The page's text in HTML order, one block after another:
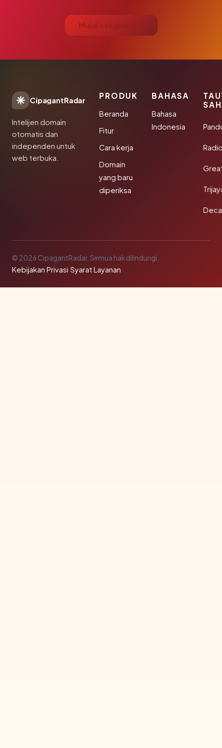
Mulai cek gratis →
CipagantRadar
Intelijen domain
otomatis dan
independen untuk
web terbuka.
PRODUK
Beranda
Fitur
Cara kerja
Domain
yang baru
diperiksa
BAHASA
Bahasa
Indonesia
© 2026 CipagantRadar. Semua hak dilindungi.
Kebijakan Privasi·Syarat Layanan